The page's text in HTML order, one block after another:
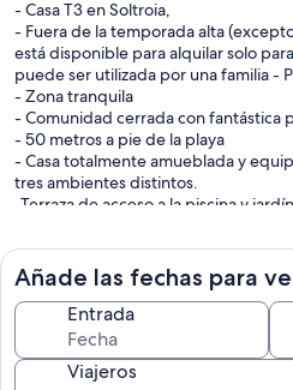
- Casa T3 en Soltroia,
- Fuera de la temporada alta
está disponible para alquilar solo
puede ser utilizada por una familia -
- Zona tranquila
- Comunidad cerrada con fantástica
- 50 metros a pie de la playa
- Casa totalmente amueblada y
tres ambientes distintos.
-Terraza de acceso a la piscina y
- Terraza orientada al este con zona
rio
- 3 dormitorios, 2 baños
- varios televisores, estéreo
- cocina totalmente equipada
- Despensa junto a la cocina..
- Chimenea con recuperador de
Añade las fechas para
Entrada
Viajeros